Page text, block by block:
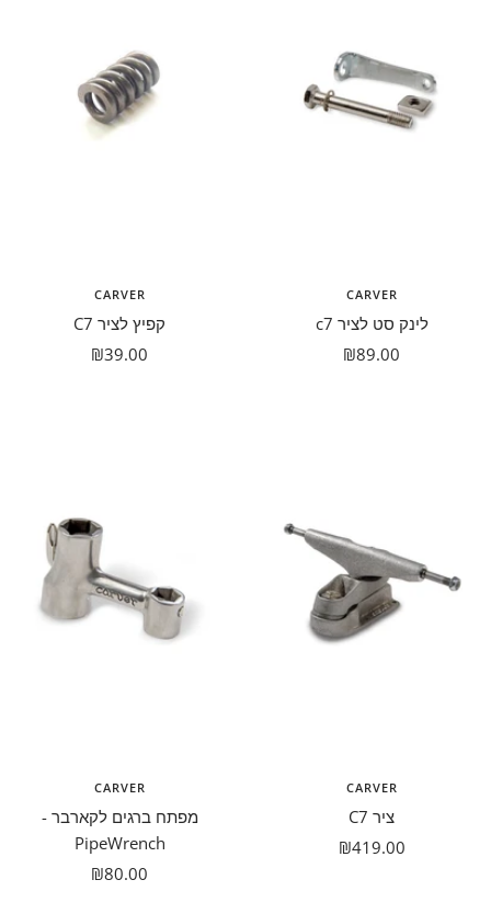
CARVER
לינק סט לציר c7
מבצע
₪89.00
CARVER
קפיץ לציר C7
מבצע
₪39.00
CARVER
ציר C7
מבצע
₪419.00
CARVER
מפתח ברגים לקארבר -
PipeWrench
מבצע
₪80.00